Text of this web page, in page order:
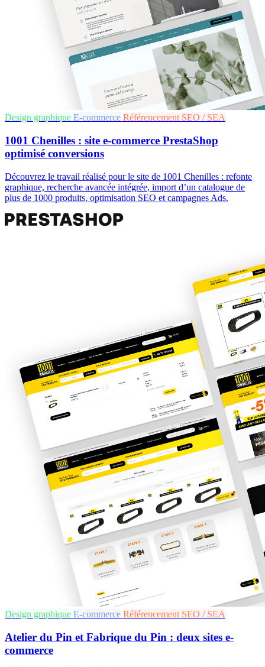
Design graphique E-commerce Référencement SEO / SEA
1001 Chenilles : site e-commerce PrestaShop
optimisé conversions
Découvrez le travail réalisé pour le site de 1001 Chenilles : refonte
graphique, recherche avancée intégrée, import d’un catalogue de
plus de 1000 produits, optimisation SEO et campagnes Ads.
Design graphique E-commerce Référencement SEO / SEA
Atelier du Pin et Fabrique du Pin : deux sites e-
commerce